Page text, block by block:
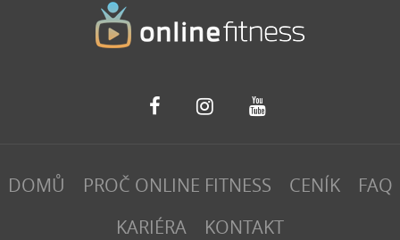
DOMŮ PROČ ONLINE FITNESS CENÍK
FAQ
KARIÉRA
KONTAKT